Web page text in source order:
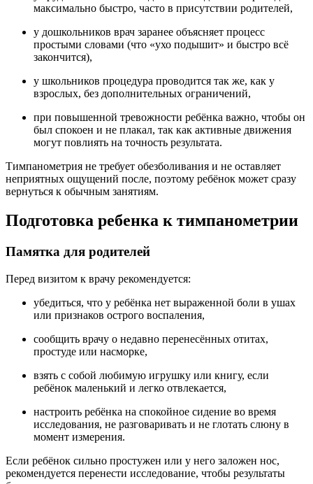
максимально быстро, часто в присутствии родителей,
у дошкольников врач заранее объясняет процесс
простыми словами (что «ухо подышит» и быстро всё
закончится),
у школьников процедура проводится так же, как у
взрослых, без дополнительных ограничений,
при повышенной тревожности ребёнка важно, чтобы он
был спокоен и не плакал, так как активные движения
могут повлиять на точность результата.
Тимпанометрия не требует обезболивания и не оставляет
неприятных ощущений после, поэтому ребёнок может сразу
вернуться к обычным занятиям.
Подготовка ребенка к тимпанометрии
Памятка для родителей
Перед визитом к врачу рекомендуется:
убедиться, что у ребёнка нет выраженной боли в ушах
или признаков острого воспаления,
сообщить врачу о недавно перенесённых отитах,
простуде или насморке,
взять с собой любимую игрушку или книгу, если
ребёнок маленький и легко отвлекается,
настроить ребёнка на спокойное сидение во время
исследования, не разговаривать и не глотать слюну в
момент измерения.
Если ребёнок сильно простужен или у него заложен нос,
рекомендуется перенести исследование, чтобы результаты